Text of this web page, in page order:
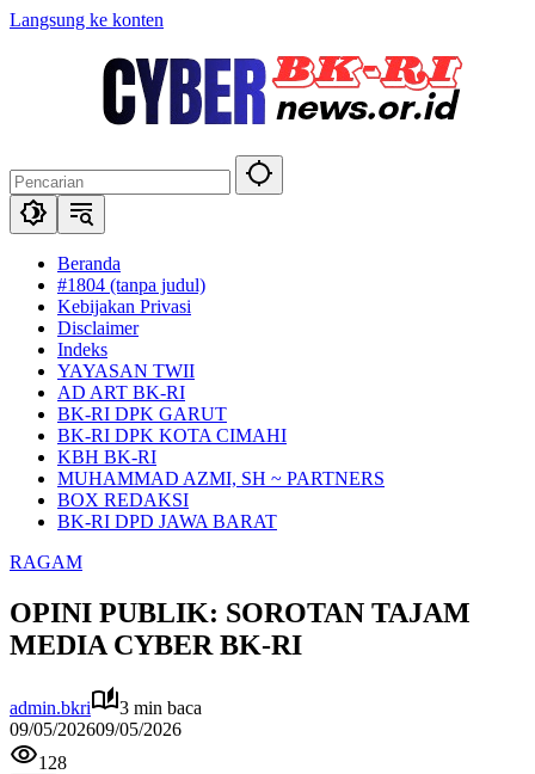
Langsung ke konten
Beranda
#1804 (tanpa judul)
Kebijakan Privasi
Disclaimer
Indeks
YAYASAN TWII
AD ART BK-RI
BK-RI DPK GARUT
BK-RI DPK KOTA CIMAHI
KBH BK-RI
MUHAMMAD AZMI, SH ~ PARTNERS
BOX REDAKSI
BK-RI DPD JAWA BARAT
RAGAM
OPINI PUBLIK: SOROTAN TAJAM
MEDIA CYBER BK-RI
admin.bkri
3 min baca
09/05/202609/05/2026
128